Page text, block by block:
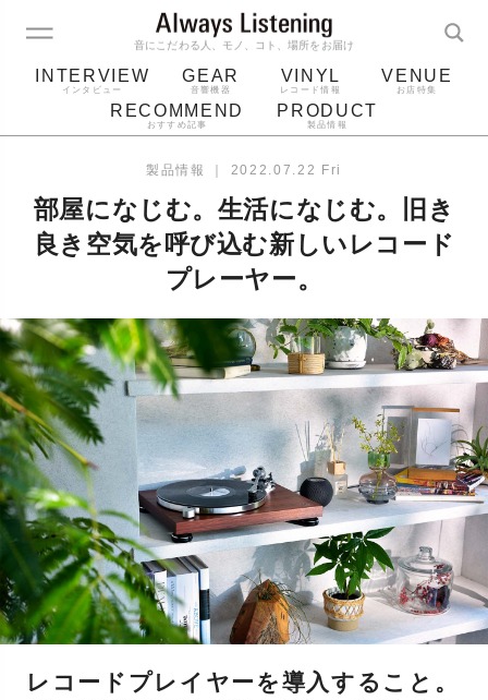
音にこだわる人、モノ、コト、場所をお届け
INTERVIEW
インタビュー
GEAR
音響機器
VINYL
レコード情報
VENUE
お店特集
RECOMMEND
おすすめ記事
PRODUCT
製品情報
ジャケット bluetooth アルバム
レコード針
製品情報 ｜ 2022.07.22 Fri
部屋になじむ。生活になじむ。旧き
良き空気を呼び込む新しいレコード
プレーヤー。
レコードプレイヤーを導入すること。